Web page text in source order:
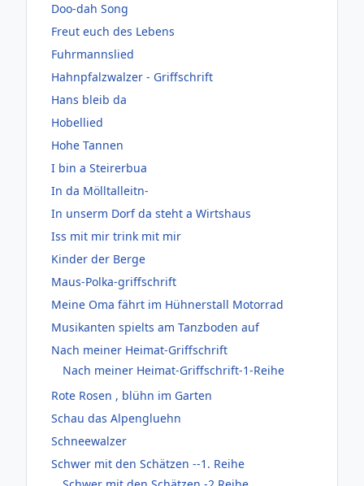
Doo-dah Song
Freut euch des Lebens
Fuhrmannslied
Hahnpfalzwalzer - Griffschrift
Hans bleib da
Hobellied
Hohe Tannen
I bin a Steirerbua
In da Mölltalleitn-
In unserm Dorf da steht a Wirtshaus
Iss mit mir trink mit mir
Kinder der Berge
Maus-Polka-griffschrift
Meine Oma fährt im Hühnerstall Motorrad
Musikanten spielts am Tanzboden auf
Nach meiner Heimat-Griffschrift
Nach meiner Heimat-Griffschrift-1-Reihe
Rote Rosen , blühn im Garten
Schau das Alpengluehn
Schneewalzer
Schwer mit den Schätzen --1. Reihe